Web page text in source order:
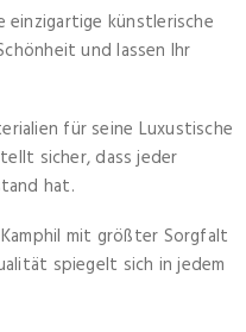
künstlerische
und lassen Ihr
für seine Luxustische
sicher, dass jeder
hat.
mit größter Sorgfalt
spiegelt sich in jedem